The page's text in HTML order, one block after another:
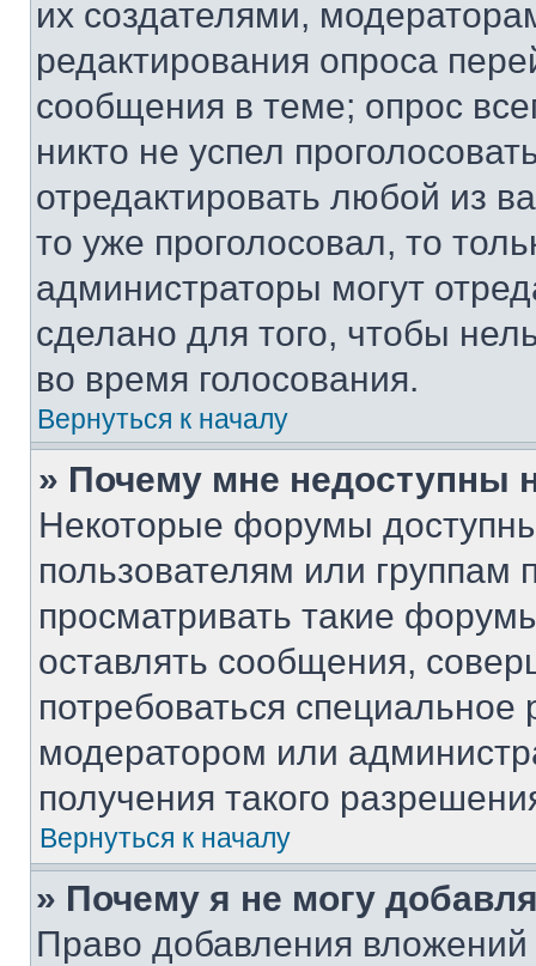
их создателями,
редактирования опроса
сообщения в теме; опрос
никто не успел
отредактировать любой из
то уже проголосовал, то
администраторы могут
сделано для того, чтобы
во время голосования.
Вернуться к началу
» Почему мне недоступны
Некоторые форумы
пользователям или группам
просматривать такие
оставлять сообщения,
потребоваться
модератором или
получения такого
Вернуться к началу
» Почему я не могу
Право добавления